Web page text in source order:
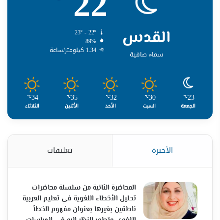
القدس
سماء صافية
23º - 22º
89%
1.34 كيلومتر/ساعة
23
℃
الجمعة
30
℃
السبت
32
℃
الأحد
35
℃
الأثنين
34
℃
الثلاثاء
الأخيرة تعليقات
المحاضرة الثانية من سلسلة محاضرات
تحليل الأخطاء اللغوية في تعليم العربية
ناطقين بغيرها بعنوان مفهوم الخطأ